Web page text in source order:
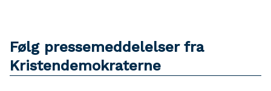
Følg pressemeddelelser fra
Kristendemokraterne